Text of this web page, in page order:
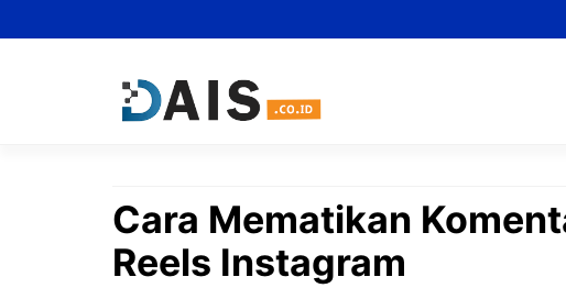
to
Cara Mematikan
Reels Instagram